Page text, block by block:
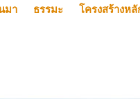
มา ธรรมะ โครงสร้างห